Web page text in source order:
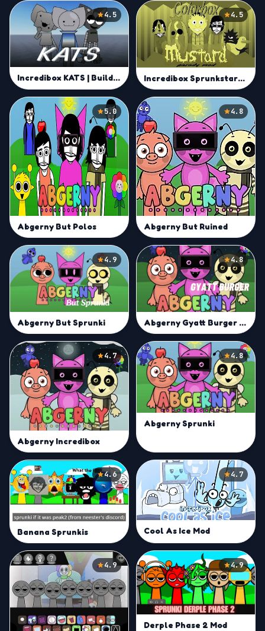
4.5
Incredibox KATS | Build Unique Beats and Remix in Sprunki Online
4.5
Incredibox Sprunkstard [If sprunki were in mustard] remix | Yellow Sprunki Musical Experience
5.0
Abgerny But Polos
4.8
Abgerny But Ruined
4.9
Abgerny But Sprunki
4.8
Abgerny Gyatt Burger Mod
4.7
Abgerny Incredibox
4.8
Abgerny Sprunki
4.6
Banana Sprunkis
4.7
Cool As Ice Mod
4.9 4.9
Derple Phase 2 Mod